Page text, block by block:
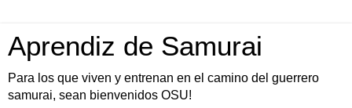
Aprendiz de Samurai
Para los que viven y entrenan en el camino del guerrero
samurai, sean bienvenidos OSU!